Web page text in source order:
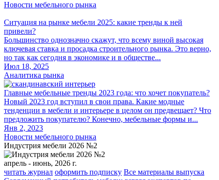
Новости мебельного рынка
Ситуация на рынке мебели 2025: какие тренды к ней
привели?
Большинство однозначно скажут, что всему виной высокая
ключевая ставка и просадка строительного рынка. Это верно,
но так как сегодня в экономике и в обществе...
Июл 18, 2025
Аналитика рынка
Главные мебельные тренды 2023 года: что хочет покупатель?
Новый 2023 год вступил в свои права. Какие модные
тенденции в мебели и интерьере в целом он предвещает? Что
предложить покупателю? Конечно, мебельные формы и...
Янв 2, 2023
Новости мебельного рынка
Индустрия мебели 2026 №2
апрель - июнь, 2026 г.
читать журнал оформить подписку Все материалы выпуска